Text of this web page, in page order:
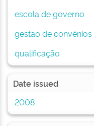
escola de governo
gestão de convênios
qualificação
Date issued
2008